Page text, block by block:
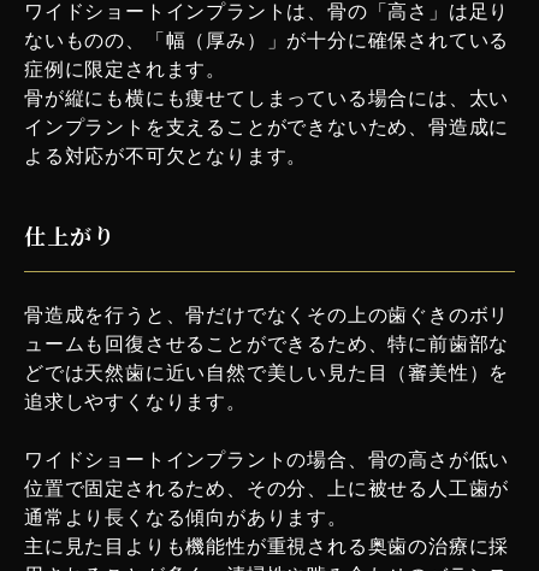
ワイドショートインプラントは、骨の「高さ」は足り
ないものの、「幅（厚み）」が十分に確保されている
症例に限定されます。
骨が縦にも横にも痩せてしまっている場合には、太い
インプラントを支えることができないため、骨造成に
よる対応が不可欠となります。
仕上がり
骨造成を行うと、骨だけでなくその上の歯ぐきのボリ
ュームも回復させることができるため、特に前歯部な
どでは天然歯に近い自然で美しい見た目（審美性）を
追求しやすくなります。
ワイドショートインプラントの場合、骨の高さが低い
位置で固定されるため、その分、上に被せる人工歯が
通常より長くなる傾向があります。
主に見た目よりも機能性が重視される奥歯の治療に採